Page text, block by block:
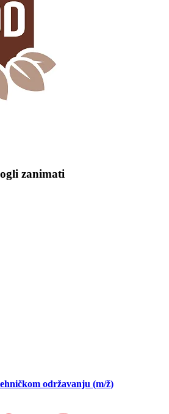
zanimati
održavanju (m/ž)